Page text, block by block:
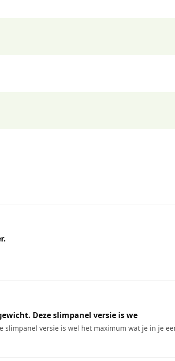
Deze slimpanel versie is we
slimpanel versie is wel het maximum wat je in je